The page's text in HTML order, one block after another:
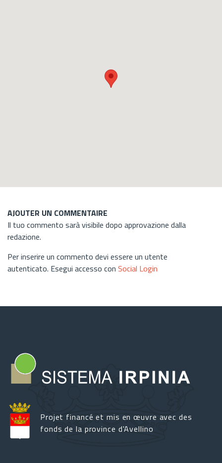
AJOUTER UN COMMENTAIRE
Il tuo commento sarà visibile dopo approvazione dalla
redazione.
Per inserire un commento devi essere un utente
autenticato. Esegui accesso con Social Login
Projet financé et mis en œuvre avec des
fonds de la province d'Avellino